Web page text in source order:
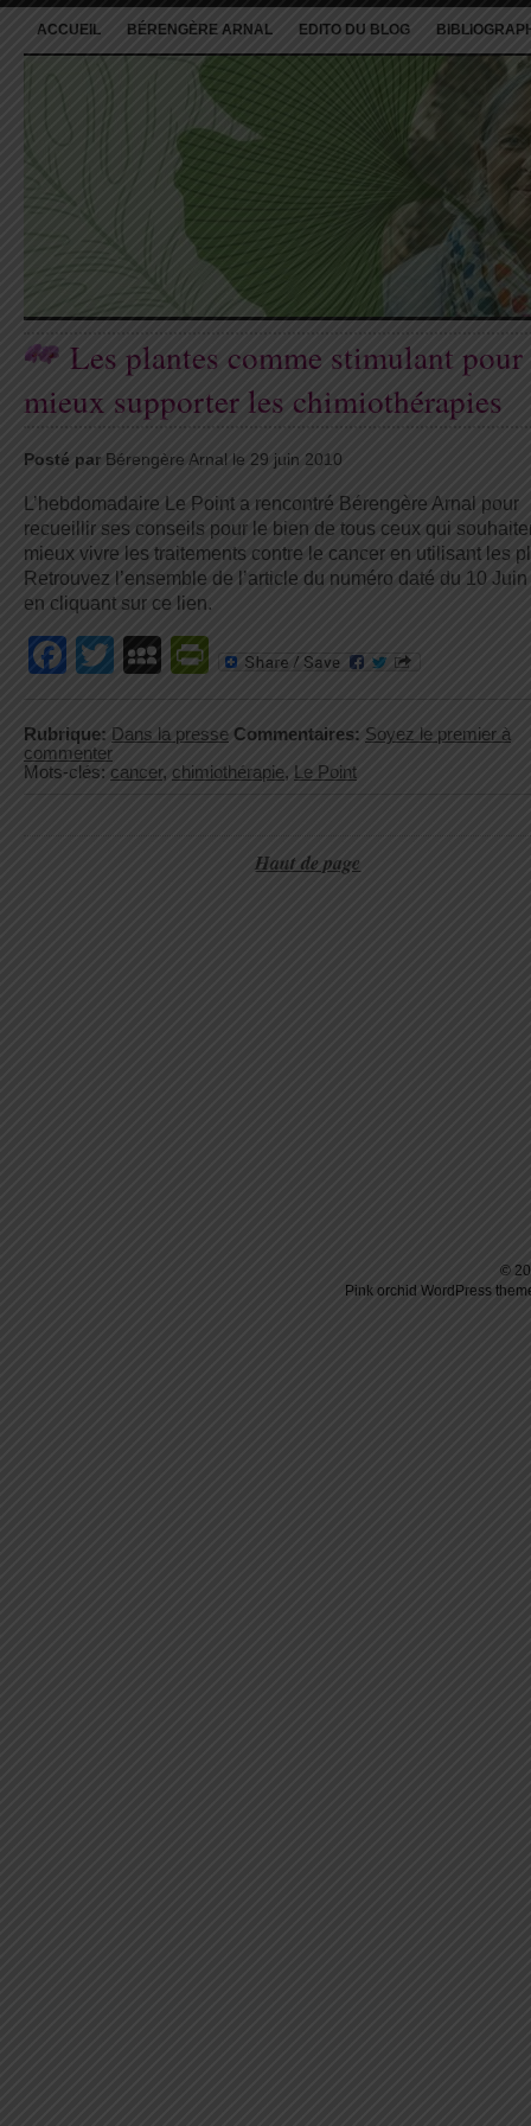
ACCUEIL BÉRENGÈRE ARNAL EDITO DU BLOG
Les plantes comme stimulant pour
mieux supporter les chimiothérapies
Posté par Bérengère Arnal le 29 juin 2010
L’hebdomadaire Le Point a rencontré Bérengère Arnal pour
recueillir ses conseils pour le bien de tous ceux qui
mieux vivre les traitements contre le cancer en utilisant les
Retrouvez l’ensemble de l’article du numéro daté du 10
en cliquant sur ce lien.
Facebook
TwitterMySpace
PrintFriendly
Rubrique: Dans la presse Commentaires: Soyez le premier à
commenter
Mots-clés: cancer, chimiothérapie, Le Point
Haut de page
©
Pink orchid WordPress